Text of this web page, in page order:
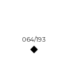
064/193